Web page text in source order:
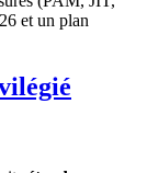
et un plan